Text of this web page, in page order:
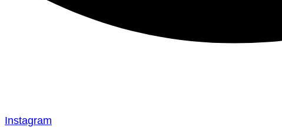
Instagram